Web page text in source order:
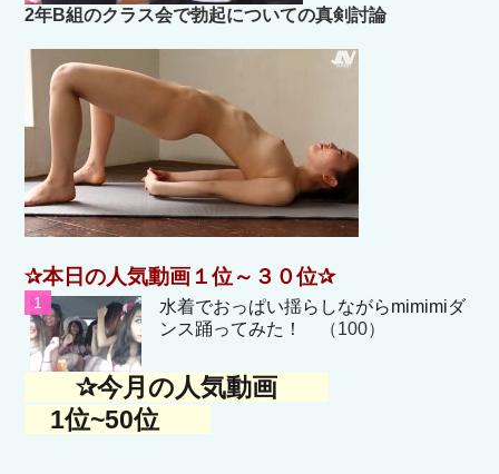
2年B組のクラス会で勃起についての真剣討論
✰本日の人気動画１位～３０位✰
水着でおっぱい揺らしながらmimimiダ
ンス踊ってみた！
（100）
✰今月の人気動画
1位~50位